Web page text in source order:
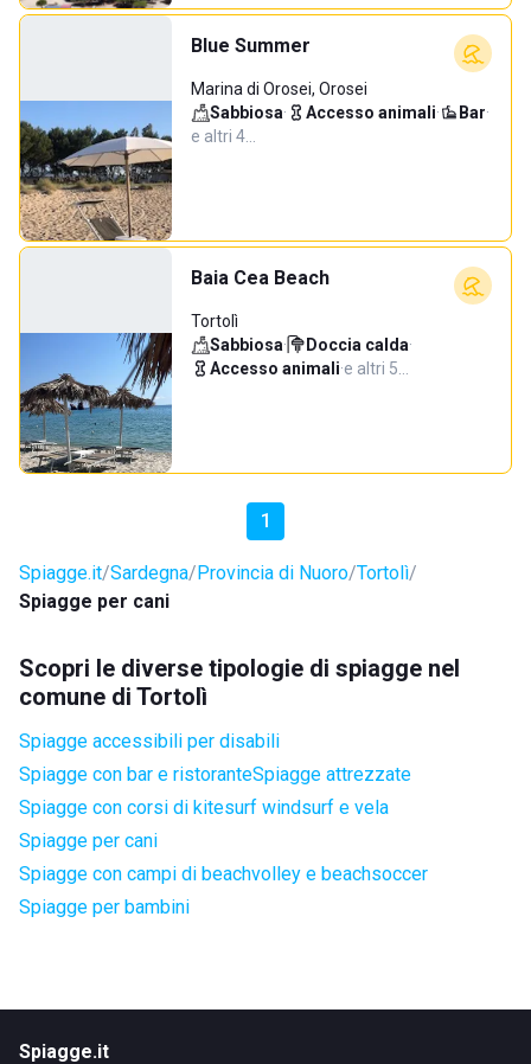
Blue Summer
Marina di Orosei, Orosei
Sabbiosa· Accesso animali· Bar·
e altri 4…
Baia Cea Beach
Tortolì
Sabbiosa· Doccia calda·
Accesso animali·e altri 5…
1
Spiagge.it Sardegna Provincia di Nuoro Tortolì
Spiagge per cani
Scopri le diverse tipologie di spiagge nel
comune di Tortolì
Spiagge accessibili per disabili
Spiagge con bar e ristoranteSpiagge attrezzate
Spiagge con corsi di kitesurf windsurf e vela
Spiagge per cani
Spiagge con campi di beachvolley e beachsoccer
Spiagge per bambini
Spiagge.it